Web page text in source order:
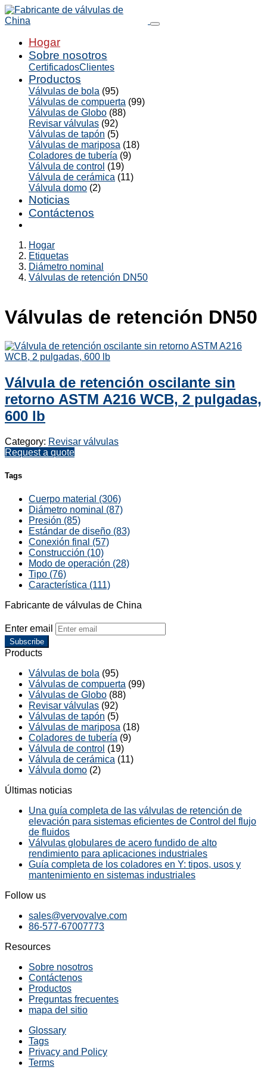
Hogar
Sobre nosotros
CertificadosClientes
Productos
Válvulas de bola (95)
Válvulas de compuerta (99)
Válvulas de Globo (88)
Revisar válvulas (92)
Válvulas de tapón (5)
Válvulas de mariposa (18)
Coladores de tubería (9)
Válvula de control (19)
Válvula de cerámica (11)
Válvula domo (2)
Noticias
Contáctenos
Hogar
Etiquetas
Diámetro nominal
Válvulas de retención DN50
Válvulas de retención DN50
Válvula de retención oscilante sin
retorno ASTM A216 WCB, 2 pulgadas,
600 lb
Category: Revisar válvulas
Request a quote
Tags
Cuerpo material (306)
Diámetro nominal (87)
Presión (85)
Estándar de diseño (83)
Conexión final (57)
Construcción (10)
Modo de operación (28)
Tipo (76)
Característica (111)
Fabricante de válvulas de China
Enter email
Subscribe
Products
Válvulas de bola (95)
Válvulas de compuerta (99)
Válvulas de Globo (88)
Revisar válvulas (92)
Válvulas de tapón (5)
Válvulas de mariposa (18)
Coladores de tubería (9)
Válvula de control (19)
Válvula de cerámica (11)
Válvula domo (2)
Últimas noticias
Una guía completa de las válvulas de retención de
elevación para sistemas eficientes de Control del flujo
de fluidos
Válvulas globulares de acero fundido de alto
rendimiento para aplicaciones industriales
Guía completa de los coladores en Y: tipos, usos y
mantenimiento en sistemas industriales
Follow us
sales@vervovalve.com
86-577-67007773
Resources
Sobre nosotros
Contáctenos
Productos
Preguntas frecuentes
mapa del sitio
Glossary
Tags
Privacy and Policy
Terms